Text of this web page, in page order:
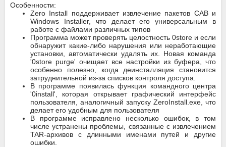
Особенности:
Zero Install поддерживает извлечение пакетов CAB и
Windows Installer, что делает его универсальным в
работе с файлами различных типов
Программа может проверять целостность 0store и если
обнаружит какие-либо нарушения или неработающие
установки, автоматически удалять их. Новая команда
'0store purge' очищает все настройки из буфера, что
особенно полезно, когда деинсталляция становится
затруднительной из-за списков контроля доступа.
В программе появилась функция командного центра
'0install', которая открывает графический интерфейс
пользователя, аналогичный запуску ZeroInstall.exe, что
делает его удобным для пользователя
В программе исправлено несколько ошибок, в том
числе устранены проблемы, связанные с извлечением
TAR-архивов с длинными именами путей и другие
ошибки.